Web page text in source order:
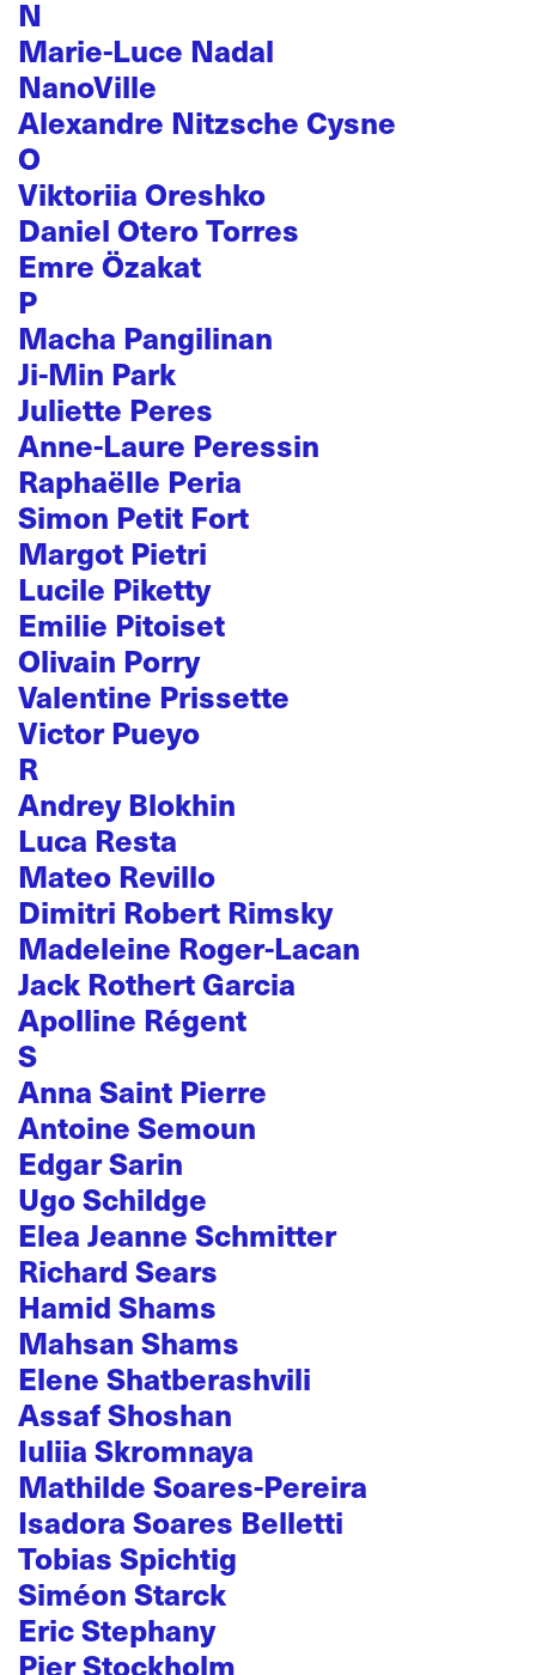
N
Marie-Luce Nadal
NanoVille
Alexandre Nitzsche Cysne
O
Viktoriia Oreshko
Daniel Otero Torres
Emre Özakat
P
Macha Pangilinan
Ji-Min Park
Juliette Peres
Anne-Laure Peressin
Raphaëlle Peria
Simon Petit Fort
Margot Pietri
Lucile Piketty
Emilie Pitoiset
Olivain Porry
Valentine Prissette
Victor Pueyo
R
Andrey Blokhin
Luca Resta
Mateo Revillo
Dimitri Robert Rimsky
Madeleine Roger-Lacan
Jack Rothert Garcia
Apolline Régent
S
Anna Saint Pierre
Antoine Semoun
Edgar Sarin
Ugo Schildge
Elea Jeanne Schmitter
Richard Sears
Hamid Shams
Mahsan Shams
Elene Shatberashvili
Assaf Shoshan
Iuliia Skromnaya
Mathilde Soares-Pereira
Isadora Soares Belletti
Tobias Spichtig
Siméon Starck
Eric Stephany
Pier Stockholm